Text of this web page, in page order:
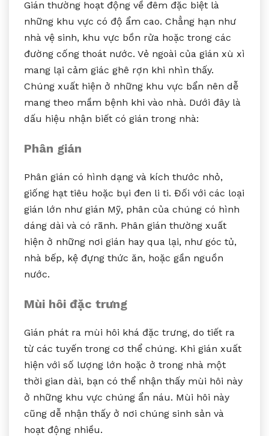
Gián thường hoạt động về đêm đặc biệt là
những khu vực có độ ẩm cao. Chẳng hạn như
nhà vệ sinh, khu vực bồn rửa hoặc trong các
đường cống thoát nước. Vẻ ngoài của gián xù xì
mang lại cảm giác ghê rợn khi nhìn thấy.
Chúng xuất hiện ở những khu vực bẩn nên dễ
mang theo mầm bệnh khi vào nhà. Dưới đây là
dấu hiệu nhận biết có gián trong nhà:
Phân gián
Phân gián có hình dạng và kích thước nhỏ,
giống hạt tiêu hoặc bụi đen li ti. Đối với các loại
gián lớn như gián Mỹ, phân của chúng có hình
dáng dài và có rãnh. Phân gián thường xuất
hiện ở những nơi gián hay qua lại, như góc tủ,
nhà bếp, kệ đựng thức ăn, hoặc gần nguồn
nước.
Mùi hôi đặc trưng
Gián phát ra mùi hôi khá đặc trưng, do tiết ra
từ các tuyến trong cơ thể chúng. Khi gián xuất
hiện với số lượng lớn hoặc ở trong nhà một
thời gian dài, bạn có thể nhận thấy mùi hôi này
ở những khu vực chúng ẩn náu. Mùi hôi này
cũng dễ nhận thấy ở nơi chúng sinh sản và
hoạt động nhiều.